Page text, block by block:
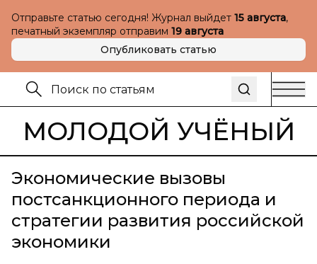
Отправьте статью сегодня! Журнал выйдет 15 августа,
печатный экземпляр отправим 19 августа
Опубликовать статью
МОЛОДОЙ УЧЁНЫЙ
Экономические вызовы
постсанкционного периода и
стратегии развития российской
экономики